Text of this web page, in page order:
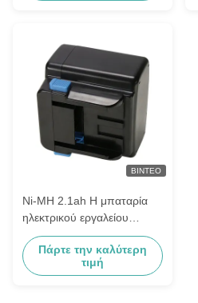
ΒΊΝΤΕΟ
Ni-MH 2.1ah Η μπαταρία
ηλεκτρικού εργαλείου
Hitachi, Η μπαταρία 24
βολτ της Hitachi Eb2420
Eb2430ha
Πάρτε την καλύτερη
τιμή